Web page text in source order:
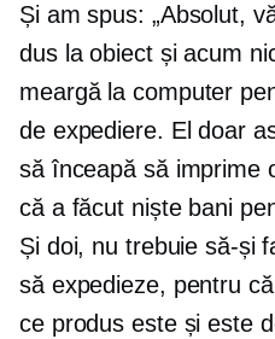
Și am spus: „Absolut,
dus la obiect și acum
meargă la computer
de expediere. El doar
să înceapă să imprime
că a făcut niște bani
Și doi, nu trebuie să-și
să expedieze, pentru
ce produs este și este